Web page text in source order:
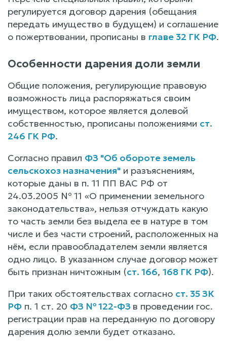
регулируется договор дарения (обещания
передать имущество в будущем) и соглашение
о пожертвовании, прописаны в главе 32 ГК РФ.
Особенности дарения доли земли
Общие положения, регулирующие правовую
возможность лица распоряжаться своим
имуществом, которое является долевой
собственностью, прописаны положениями ст.
246 ГК РФ.
Согласно правил ФЗ "Об обороте земель
сельскохоз назначения" и разъяснениям,
которые даны в п. 11 ПП ВАС РФ от
24.03.2005 № 11 «О применении земельного
законодательства», нельзя отчуждать какую
то часть земли без выдела ее в натуре в том
числе и без части строений, расположенных на
нём, если правообладателем земли является
одно лицо. В указанном случае договор может
быть признан ничтожным (ст. 166, 168 ГК РФ).
При таких обстоятельствах согласно ст. 35 ЗК
РФ п. 1 ст. 20 ФЗ № 122-ФЗ в проведении гос.
регистрации прав на переданную по договору
дарения долю земли будет отказано.